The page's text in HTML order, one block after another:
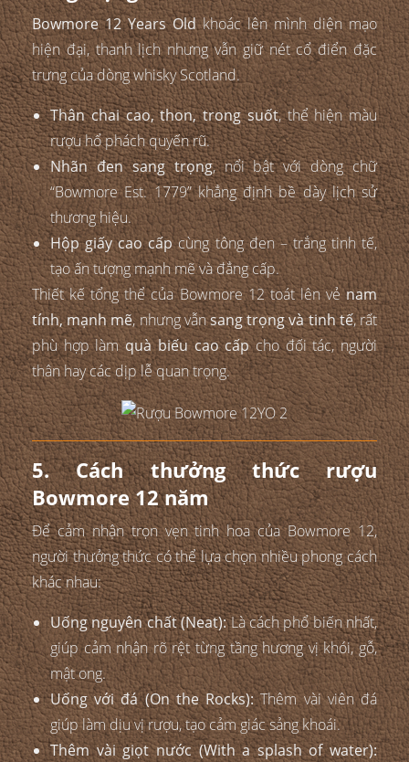
Bowmore 12 Years Oldkhoác lên mình diện mạo
hiện đại, thanh lịch nhưng vẫn giữ nét cổ điển đặc
trưng của dòng whisky Scotland.
Thân chai cao, thon, trong suốt, thể hiện màu
rượu hổ phách quyến rũ.
Nhãn đen sang trọng, nổi bật với dòng chữ
“Bowmore Est. 1779” khẳng định bề dày lịch sử
thương hiệu.
Hộp giấy cao cấpcùng tông đen – trắng tinh tế,
tạo ấn tượng mạnh mẽ và đẳng cấp.
Thiết kế tổng thể của Bowmore 12 toát lên vẻnam
tính, mạnh mẽ, nhưng vẫnsang trọng và tinh tế, rất
phù hợp làmquà biếu cao cấpcho đối tác, người
thân hay các dịp lễ quan trọng.
5. Cách thưởng thức rượu
Bowmore 12 năm
Để cảm nhận trọn vẹn tinh hoa của Bowmore 12,
người thưởng thức có thể lựa chọn nhiều phong cách
khác nhau:
Uống nguyên chất (Neat):Là cách phổ biến nhất,
giúp cảm nhận rõ rệt từng tầng hương vị khói, gỗ,
mật ong.
Uống với đá (On the Rocks):Thêm vài viên đá
giúp làm dịu vị rượu, tạo cảm giác sảng khoái.
Thêm vài giọt nước (With a splash of water):